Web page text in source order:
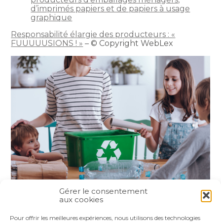
Gérer le consentement
aux cookies
Pour offrir les meilleures expériences, nous utilisons des technologies
d’imprimés papiers et de papiers à usage
graphique
Responsabilité élargie des producteurs : «
FUUUUUSIONS ! » – © Copyright WebLex